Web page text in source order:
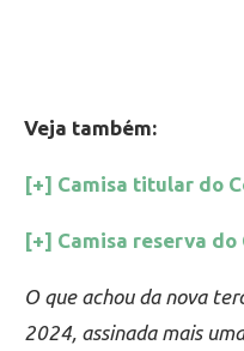
Veja também:
[+] Camisa titular do
[+] Camisa reserva
O que achou da nova
2024, assinada mais